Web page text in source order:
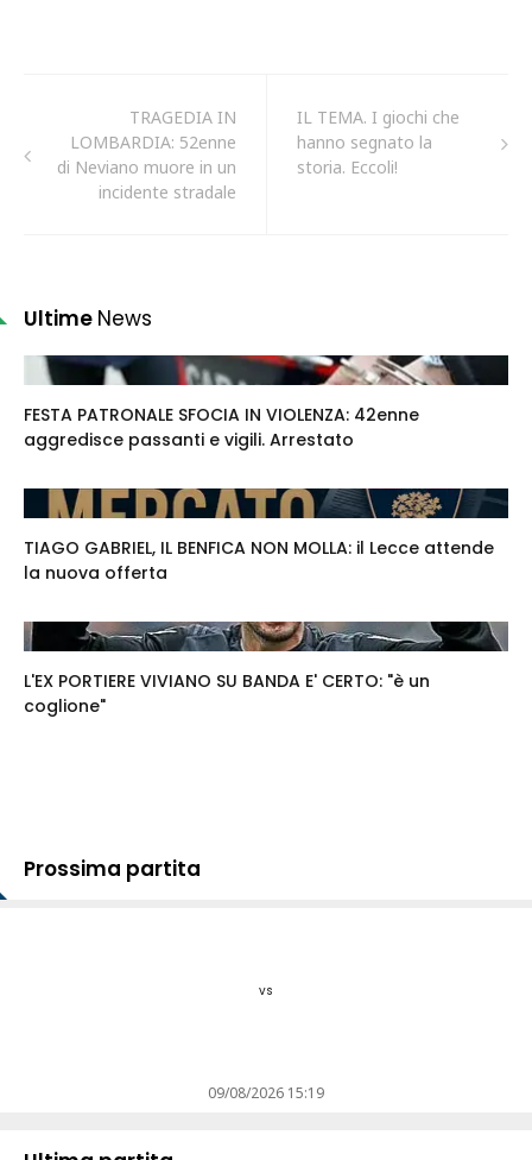
TRAGEDIA IN
LOMBARDIA: 52enne
di Neviano muore in un
incidente stradale
IL TEMA. I giochi che
hanno segnato la
storia. Eccoli!
Ultime News
FESTA PATRONALE SFOCIA IN VIOLENZA: 42enne
aggredisce passanti e vigili. Arrestato
TIAGO GABRIEL, IL BENFICA NON MOLLA: il Lecce attende
la nuova offerta
L'EX PORTIERE VIVIANO SU BANDA E' CERTO: "è un
coglione"
Prossima partita
vs
09/08/2026 15:19